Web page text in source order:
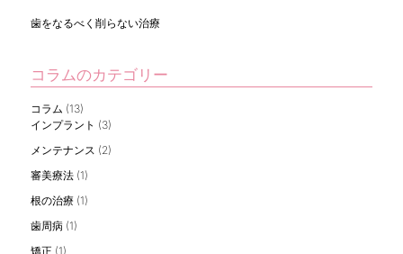
歯をなるべく削らない治療
コラムのカテゴリー
コラム (13)
インプラント (3)
メンテナンス (2)
審美療法 (1)
根の治療 (1)
歯周病 (1)
矯正 (1)